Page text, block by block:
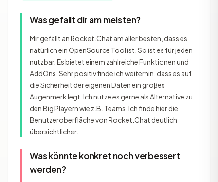
Was gefällt dir am meisten?
Mir gefällt an Rocket.Chat am aller besten, dass es
natürlich ein OpenSource Tool ist. So ist es für jeden
nutzbar. Es bietet einem zahlreiche Funktionen und
AddOns. Sehr positiv finde ich weiterhin, dass es auf
die Sicherheit der eigenen Daten ein großes
Augenmerk legt. Ich nutze es gerne als Alternative zu
den Big Playern wie z.B. Teams. Ich finde hier die
Benutzeroberfläche von Rocket.Chat deutlich
übersichtlicher.
Was könnte konkret noch verbessert
werden?